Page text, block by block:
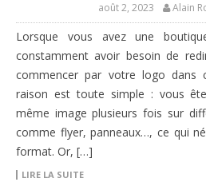
août 2, 2023 Alain
Lorsque vous avez une
constamment avoir besoin de
commencer par votre logo dans
raison est toute simple : vous
même image plusieurs fois sur
comme flyer, panneaux…, ce qui
format. Or, […]
LIRE LA SUITE